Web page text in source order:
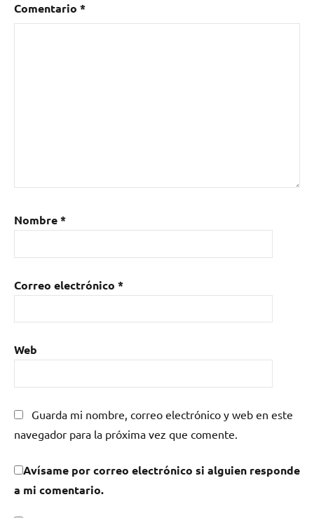
Comentario *
Nombre*
Correo electrónico *
Web
Guarda mi nombre, correo electrónico y web en este
navegador para la próxima vez que comente.
Avísame por correo electrónico si alguien responde
a mi comentario.